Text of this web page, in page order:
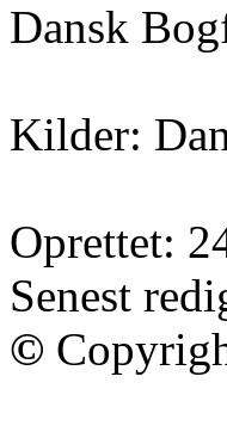
Dansk
Kilder:
Oprettet:
Senest
©